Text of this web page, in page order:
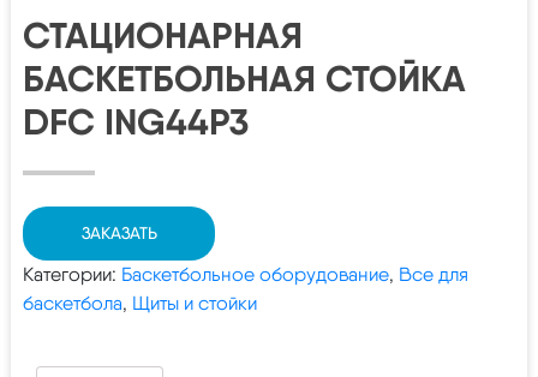
СТАЦИОНАРНАЯ
БАСКЕТБОЛЬНАЯ СТОЙКА
DFC ING44P3
ЗАКАЗАТЬ
Категории: Баскетбольное оборудование, Все для
баскетбола, Щиты и стойки